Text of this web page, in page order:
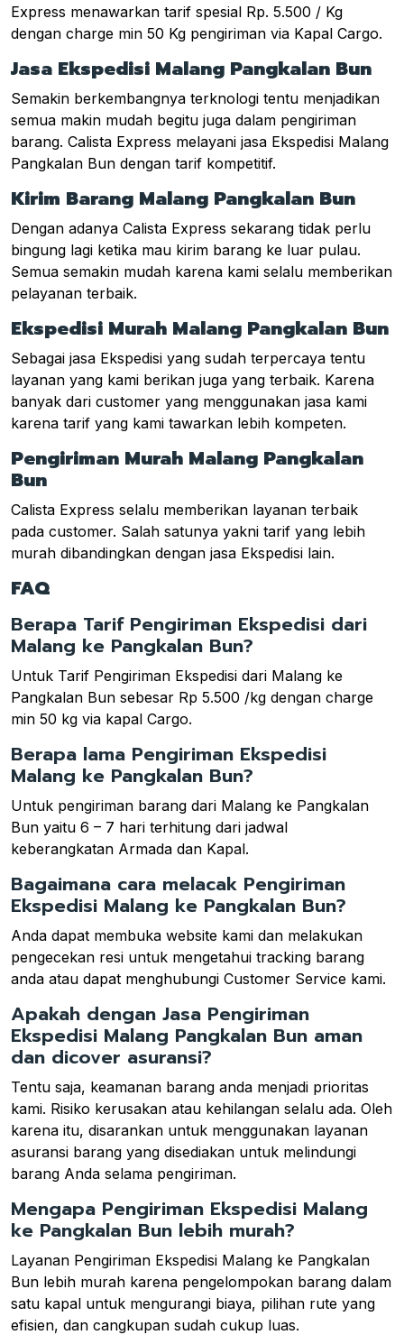
Express menawarkan tarif spesial Rp. 5.500 / Kg
dengan charge min 50 Kg pengiriman via Kapal Cargo.
Jasa Ekspedisi Malang Pangkalan Bun
Semakin berkembangnya terknologi tentu menjadikan
semua makin mudah begitu juga dalam pengiriman
barang. Calista Express melayani jasa Ekspedisi Malang
Pangkalan Bun dengan tarif kompetitif.
Kirim Barang Malang Pangkalan Bun
Dengan adanya Calista Express sekarang tidak perlu
bingung lagi ketika mau kirim barang ke luar pulau.
Semua semakin mudah karena kami selalu memberikan
pelayanan terbaik.
Ekspedisi Murah Malang Pangkalan Bun
Sebagai jasa Ekspedisi yang sudah terpercaya tentu
layanan yang kami berikan juga yang terbaik. Karena
banyak dari customer yang menggunakan jasa kami
karena tarif yang kami tawarkan lebih kompeten.
Pengiriman Murah Malang Pangkalan
Bun
Calista Express selalu memberikan layanan terbaik
pada customer. Salah satunya yakni tarif yang lebih
murah dibandingkan dengan jasa Ekspedisi lain.
FAQ
Berapa Tarif Pengiriman Ekspedisi dari
Malang ke Pangkalan Bun?
Untuk Tarif Pengiriman Ekspedisi dari Malang ke
Pangkalan Bun sebesar Rp 5.500 /kg dengan charge
min 50 kg via kapal Cargo.
Berapa lama Pengiriman Ekspedisi
Malang ke Pangkalan Bun?
Untuk pengiriman barang dari Malang ke Pangkalan
Bun yaitu 6 – 7 hari terhitung dari jadwal
keberangkatan Armada dan Kapal.
Bagaimana cara melacak Pengiriman
Ekspedisi Malang ke Pangkalan Bun?
Anda dapat membuka website kami dan melakukan
pengecekan resi untuk mengetahui tracking barang
anda atau dapat menghubungi Customer Service kami.
Apakah dengan Jasa Pengiriman
Ekspedisi Malang Pangkalan Bun aman
dan dicover asuransi?
Tentu saja, keamanan barang anda menjadi prioritas
kami. Risiko kerusakan atau kehilangan selalu ada. Oleh
karena itu, disarankan untuk menggunakan layanan
asuransi barang yang disediakan untuk melindungi
barang Anda selama pengiriman.
Mengapa Pengiriman Ekspedisi Malang
ke Pangkalan Bun lebih murah?
Layanan Pengiriman Ekspedisi Malang ke Pangkalan
Bun lebih murah karena pengelompokan barang dalam
satu kapal untuk mengurangi biaya, pilihan rute yang
efisien, dan cangkupan sudah cukup luas.